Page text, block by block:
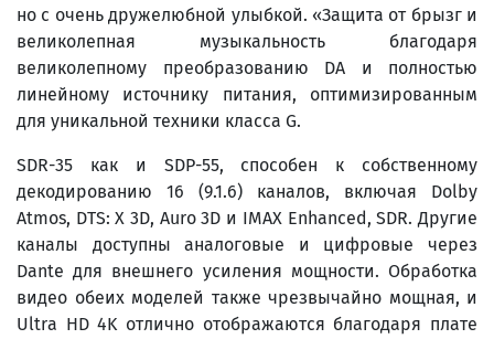
но с очень дружелюбной улыбкой. «Защита от брызг и
великолепная музыкальность благодаря
великолепному преобразованию DA и полностью
линейному источнику питания, оптимизированным
для уникальной техники класса G.
SDR-35 как и SDP-55, способен к собственному
декодированию 16 (9.1.6) каналов, включая Dolby
Atmos, DTS: X 3D, Auro 3D и IMAX Enhanced, SDR. Другие
каналы доступны аналоговые и цифровые через
Dante для внешнего усиления мощности. Обработка
видео обеих моделей также чрезвычайно мощная, и
Ultra HD 4K отлично отображаются благодаря плате